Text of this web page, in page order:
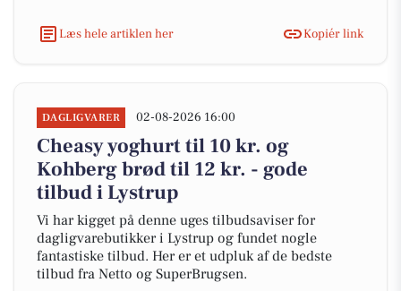
Læs hele artiklen her Kopiér link
DAGLIGVARER 02-08-2026 16:00
Cheasy yoghurt til 10 kr. og
Kohberg brød til 12 kr. - gode
tilbud i Lystrup
Vi har kigget på denne uges tilbudsaviser for
dagligvarebutikker i Lystrup og fundet nogle
fantastiske tilbud. Her er et udpluk af de bedste
tilbud fra Netto og SuperBrugsen.